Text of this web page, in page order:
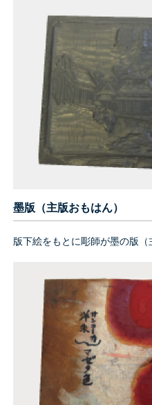
墨版（主版おもはん）
版下絵をもとに彫師が墨の版（